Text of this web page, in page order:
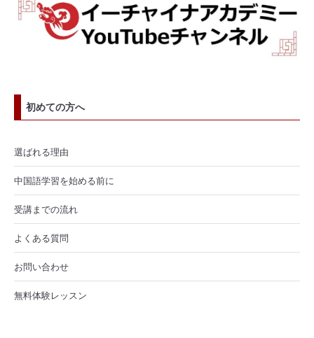
初めての方へ
選ばれる理由
中国語学習を始める前に
受講までの流れ
よくある質問
お問い合わせ
無料体験レッスン